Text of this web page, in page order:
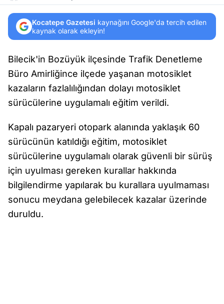
Kocatepe Gazetesi kaynağını Google'da tercih edilen
kaynak olarak ekleyin!
Bilecik'in Bozüyük ilçesinde Trafik Denetleme
Büro Amirliğince ilçede yaşanan motosiklet
kazaların fazlalılığından dolayı motosiklet
sürücülerine uygulamalı eğitim verildi.
Kapalı pazaryeri otopark alanında yaklaşık 60
sürücünün katıldığı eğitim, motosiklet
sürücülerine uygulamalı olarak güvenli bir sürüş
için uyulması gereken kurallar hakkında
bilgilendirme yapılarak bu kurallara uyulmaması
sonucu meydana gelebilecek kazalar üzerinde
duruldu.